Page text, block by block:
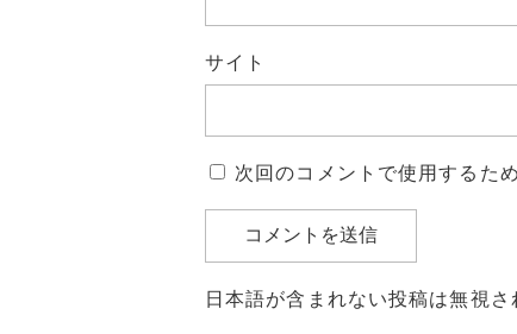
サイト
次回のコメントで使用するた
日本語が含まれない投稿は無視